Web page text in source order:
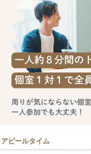
アピールタイム